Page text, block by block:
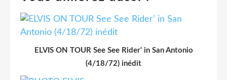
ELVIS ON TOUR See See Rider' in San Antonio
(4/18/72) inédit